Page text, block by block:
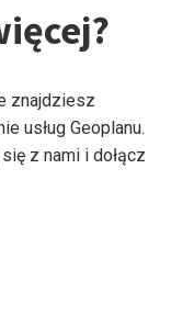
znajdziesz
usług Geoplanu.
z nami i dołącz